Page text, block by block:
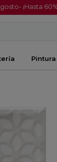
¡Hasta
Pintura